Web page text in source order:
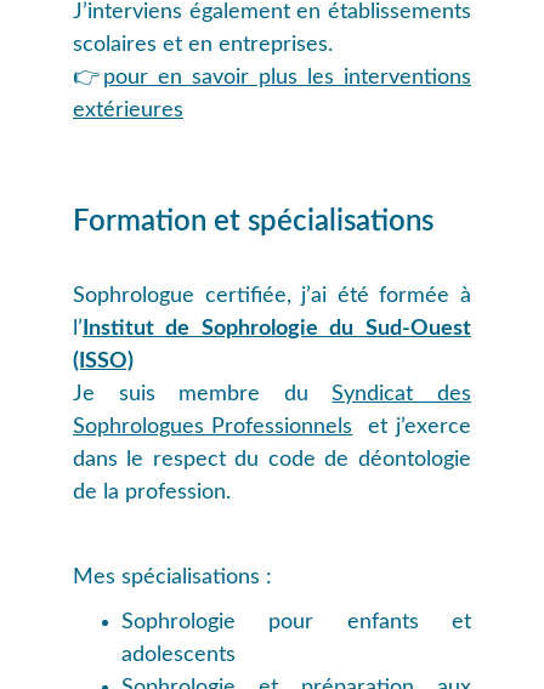
J’interviens également en établissements
scolaires et en entreprises.
👉 pour en savoir plus les interventions
extérieures
Formation et spécialisations
Sophrologue certifiée, j’ai été formée à
l’ Institut de Sophrologie du Sud-Ouest
(ISSO)
Je suis membre duSyndicat des
Sophrologues Professionnels et j’exerce
dans le respect du code de déontologie
de la profession.
Mes spécialisations :
Sophrologie pour enfants et
adolescents